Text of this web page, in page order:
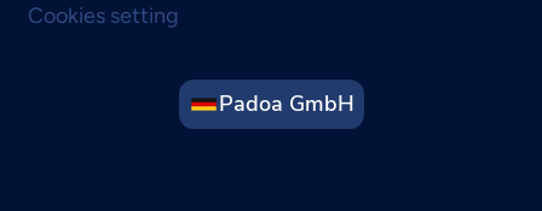
Cookies setting
Padoa GmbH